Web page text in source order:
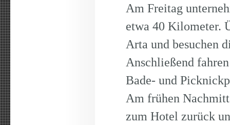
Am Freitag
etwa 40 Kilometer.
Arta und besuchen
Anschließend
Bade- und
Am frühen
zum Hotel zurück